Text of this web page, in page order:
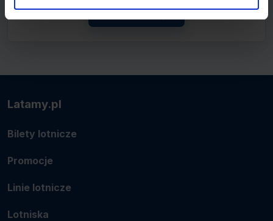
Latamy.pl
Bilety lotnicze
Promocje
Linie lotnicze
Lotniska